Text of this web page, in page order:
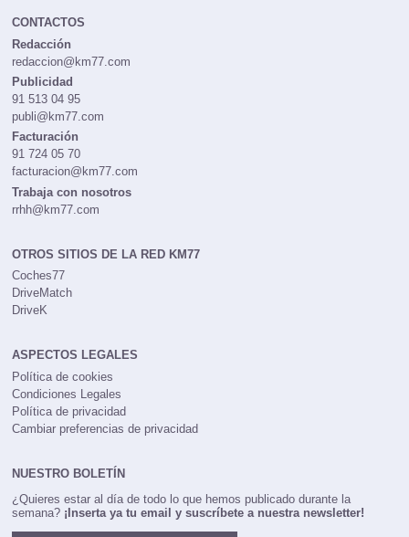
CONTACTOS
Redacción
redaccion@km77.com
Publicidad
91 513 04 95
publi@km77.com
Facturación
91 724 05 70
facturacion@km77.com
Trabaja con nosotros
rrhh@km77.com
OTROS SITIOS DE LA RED KM77
Coches77
DriveMatch
DriveK
ASPECTOS LEGALES
Política de cookies
Condiciones Legales
Política de privacidad
Cambiar preferencias de privacidad
NUESTRO BOLETÍN
¿Quieres estar al día de todo lo que hemos publicado durante la
semana? ¡Inserta ya tu email y suscríbete a nuestra newsletter!